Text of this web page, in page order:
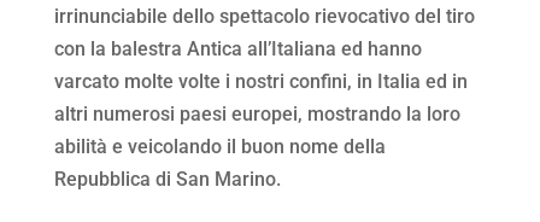
irrinunciabile dello spettacolo rievocativo del tiro
con la balestra Antica all’Italiana ed hanno
varcato molte volte i nostri confini, in Italia ed in
altri numerosi paesi europei, mostrando la loro
abilità e veicolando il buon nome della
Repubblica di San Marino.